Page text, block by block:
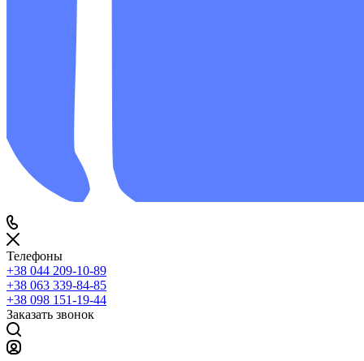
Телефоны
+38 044 209-10-89
+38 063 339-84-85
+38 098 151-19-44
Заказать звонок